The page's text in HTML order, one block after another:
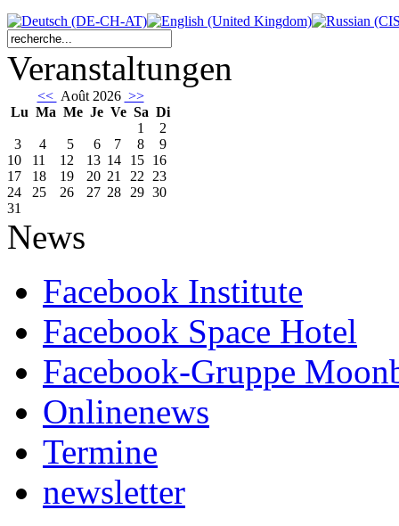
Veranstaltungen
<< Août 2026 >>
Lu Ma Me Je Ve Sa Di
1
2
3
4 5 6 7 8
9
10
11 12 13 14 15 16
17
18 19 20 21 22 23
24
25 26 27 28 29 30
31
News
Facebook Institute
Facebook Space Hotel
Facebook-Gruppe
Onlinenews
Termine
newsletter